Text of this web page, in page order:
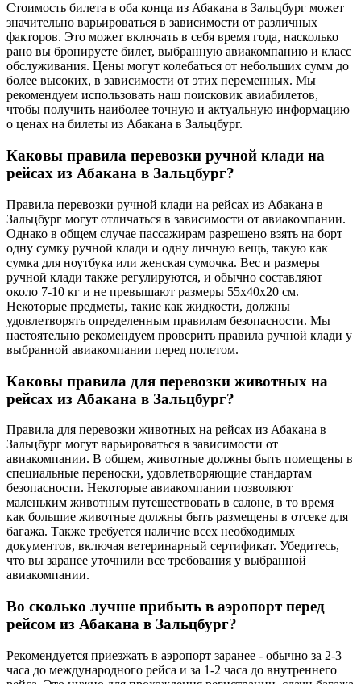
Стоимость билета в оба конца из Абакана в Зальцбург может
значительно варьироваться в зависимости от различных
факторов. Это может включать в себя время года, насколько
рано вы бронируете билет, выбранную авиакомпанию и класс
обслуживания. Цены могут колебаться от небольших сумм до
более высоких, в зависимости от этих переменных. Мы
рекомендуем использовать наш поисковик авиабилетов,
чтобы получить наиболее точную и актуальную информацию
о ценах на билеты из Абакана в Зальцбург.
Каковы правила перевозки ручной клади на
рейсах из Абакана в Зальцбург?
Правила перевозки ручной клади на рейсах из Абакана в
Зальцбург могут отличаться в зависимости от авиакомпании.
Однако в общем случае пассажирам разрешено взять на борт
одну сумку ручной клади и одну личную вещь, такую как
сумка для ноутбука или женская сумочка. Вес и размеры
ручной клади также регулируются, и обычно составляют
около 7-10 кг и не превышают размеры 55x40x20 см.
Некоторые предметы, такие как жидкости, должны
удовлетворять определенным правилам безопасности. Мы
настоятельно рекомендуем проверить правила ручной клади у
выбранной авиакомпании перед полетом.
Каковы правила для перевозки животных на
рейсах из Абакана в Зальцбург?
Правила для перевозки животных на рейсах из Абакана в
Зальцбург могут варьироваться в зависимости от
авиакомпании. В общем, животные должны быть помещены в
специальные переноски, удовлетворяющие стандартам
безопасности. Некоторые авиакомпании позволяют
маленьким животным путешествовать в салоне, в то время
как большие животные должны быть размещены в отсеке для
багажа. Также требуется наличие всех необходимых
документов, включая ветеринарный сертификат. Убедитесь,
что вы заранее уточнили все требования у выбранной
авиакомпании.
Во сколько лучше прибыть в аэропорт перед
рейсом из Абакана в Зальцбург?
Рекомендуется приезжать в аэропорт заранее - обычно за 2-3
часа до международного рейса и за 1-2 часа до внутреннего